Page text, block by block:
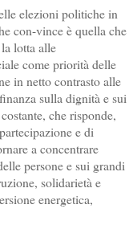
elezioni politiche in
con-vince è quella che
lotta alle
come priorità delle
in netto contrasto alle
sulla dignità e sui
che risponde,
e di
a concentrare
persone e sui grandi
solidarietà e
energetica,